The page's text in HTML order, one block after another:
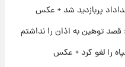
۱۵ مرداد ۱۴۰۵
توهین به اذان را نداشتم
را لغو کرد + عکس